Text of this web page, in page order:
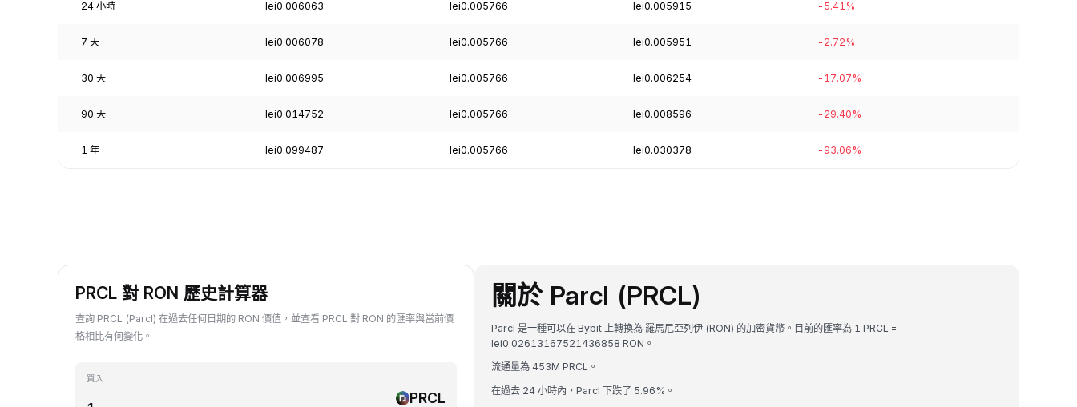
24 小時 lei0.006063 lei0.005766 lei0.005915 -5.41%
7 天 lei0.006078 lei0.005766 lei0.005951 -2.72%
30 天 lei0.006995 lei0.005766 lei0.006254 -17.07%
90 天 lei0.014752 lei0.005766 lei0.008596 -29.40%
1 年 lei0.099487 lei0.005766 lei0.030378 -93.06%
PRCL 對 RON 歷史計算器
查詢 PRCL (Parcl) 在過去任何日期的 RON 價值，並查看 PRCL 對 RON 的匯率與當前價
格相比有何變化。
買入
PRCL
關於 Parcl (PRCL)
Parcl 是一種可以在 Bybit 上轉換為 羅馬尼亞列伊 (RON) 的加密貨幣。目前的匯率為 1 PRCL =
lei0.02613167521436858 RON。
流通量為 453M PRCL。
在過去 24 小時內，Parcl 下跌了 5.96%。